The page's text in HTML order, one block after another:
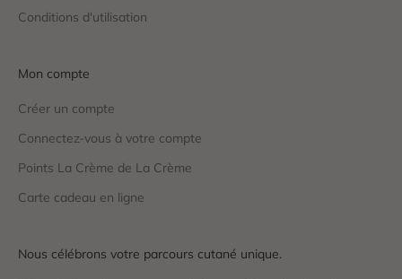
Conditions d'utilisation
Mon compte
Créer un compte
Connectez-vous à votre compte
Points La Crème de La Crème
Carte cadeau en ligne
Nous célébrons votre parcours cutané unique.